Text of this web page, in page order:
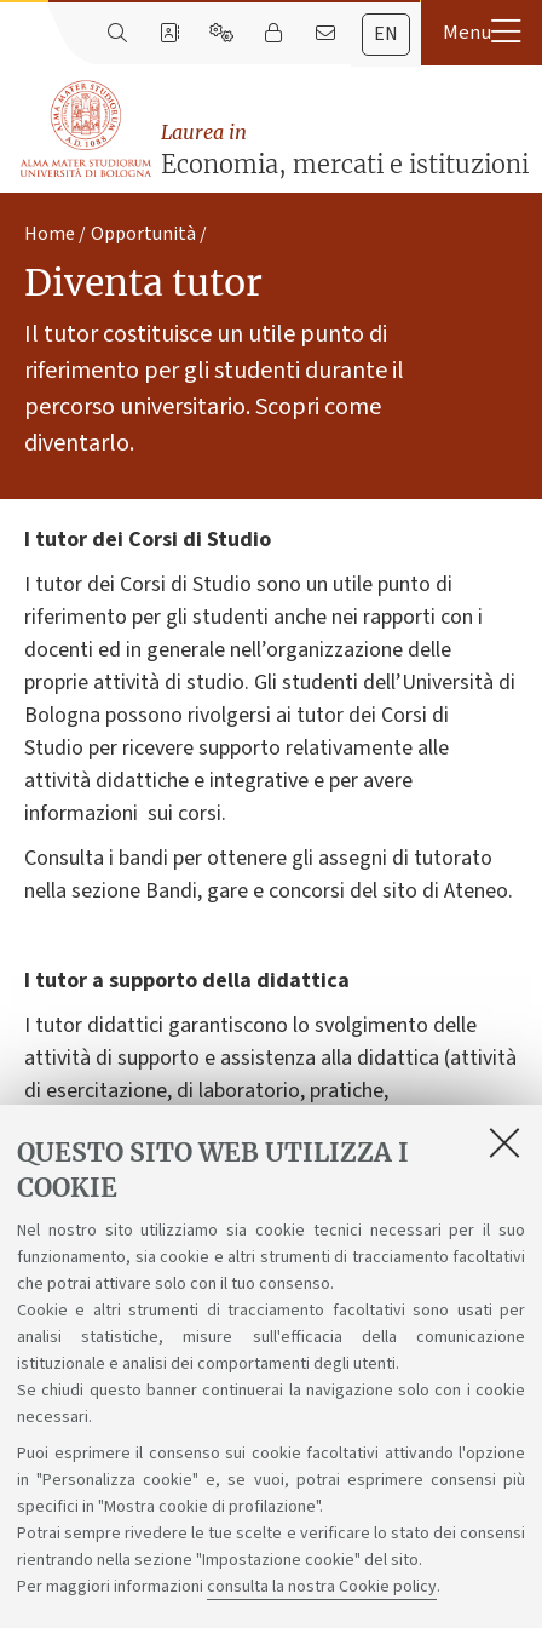
QUESTO SITO WEB UTILIZZA I
COOKIE
Nel nostro sito utilizziamo sia cookie tecnici necessari per il suo
funzionamento, sia cookie e altri strumenti di tracciamento facoltativi
che potrai attivare solo con il tuo consenso.
Cookie e altri strumenti di tracciamento facoltativi sono usati per
analisi statistiche, misure sull'efficacia della comunicazione
istituzionale e analisi dei comportamenti degli utenti.
Se chiudi questo banner continuerai la navigazione solo con i cookie
necessari.
Puoi esprimere il consenso sui cookie facoltativi attivando l'opzione
in "Personalizza cookie" e, se vuoi, potrai esprimere consensi più
specifici in "Mostra cookie di profilazione".
Potrai sempre rivedere le tue scelte e verificare lo stato dei consensi
rientrando nella sezione "Impostazione cookie" del sito.
Per maggiori informazioni consulta la nostra Cookie policy.
EN
Laurea in
Economia, mercati e istituzioni
Home Opportunità
Diventa tutor
Il tutor costituisce un utile punto di
riferimento per gli studenti durante il
percorso universitario. Scopri come
diventarlo.
I tutor dei Corsi di Studio
I tutor dei Corsi di Studio sono un utile punto di
riferimento per gli studenti anche nei rapporti con i
docenti ed in generale nell’organizzazione delle
proprie attività di studio. Gli studenti dell’Università di
Bologna possono rivolgersi ai tutor dei Corsi di
Studio per ricevere supporto relativamente alle
attività didattiche e integrative e per avere
informazioni sui corsi.
Consulta i bandi per ottenere gli assegni di tutorato
nella sezione Bandi, gare e concorsi del sito di Ateneo.
I tutor a supporto della didattica
I tutor didattici garantiscono lo svolgimento delle
attività di supporto e assistenza alla didattica (attività
di esercitazione, di laboratorio, pratiche,
propedeutiche all'attribuzione dei crediti formativi).
Consulta i bandi per l’assistenza alla didattica nella
sezione Bandi, gare e concorsi del sito di Ateneo.
In evidenza
Sosteniamo il diritto alla conoscenza
Seguici su: